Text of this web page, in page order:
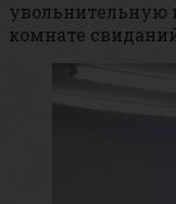
увольнительную
комнате